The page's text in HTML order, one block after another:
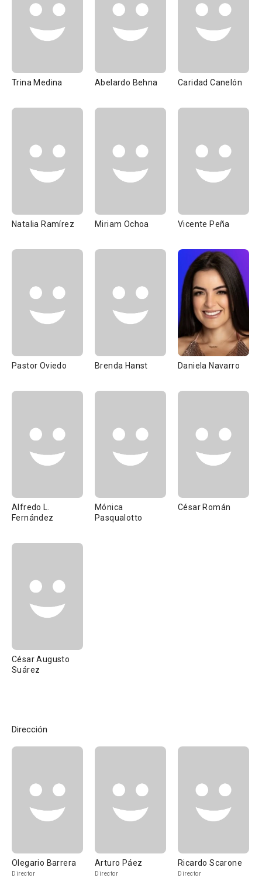
Trina Medina Abelardo Behna Caridad Canelón
Natalia Ramírez Miriam Ochoa Vicente Peña
Pastor Oviedo Brenda Hanst Daniela Navarro
Alfredo L.
Fernández
Mónica
Pasqualotto
César Román
César Augusto
Suárez
Dirección
Olegario Barrera
Director
Arturo Páez
Director
Ricardo Scarone
Director